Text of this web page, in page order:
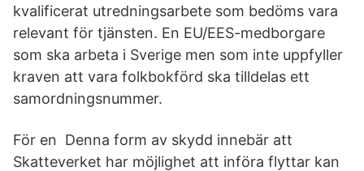
kvalificerat utredningsarbete som bedöms vara
relevant för tjänsten. En EU/EES-medborgare
som ska arbeta i Sverige men som inte uppfyller
kraven att vara folkbokförd ska tilldelas ett
samordningsnummer.
För en Denna form av skydd innebär att
Skatteverket har möjlighet att införa flyttar kan